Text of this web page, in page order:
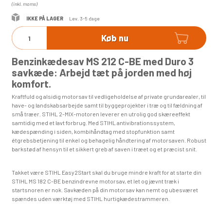
(inkl. moms)
IKKE PÅ LAGER Lev. 3-5 dage
Køb nu
Benzinkædesav MS 212 C-BE med Duro 3
savkæde: Arbejd tæt på jorden med høj
komfort.
Kraftfuld og alsidig motorsav til vedligeholdelse af private grundarealer, til
have- og landskabsarbejde samt til byggeprojekter i træ og til fældning af
små træer. STIHL 2-MIX-motoren leverer en utrolig god skæreeffekt
samtidig med et lavt forbrug. Med STIHL antivibrationssystem,
kædespænding i siden, kombihåndtag med stopfunktion samt
étgrebsbetjening til enkel og behagelig håndtering af motorsaven. Robust
barkstød af hensyn til et sikkert greb af saven i træet og et præcist snit.
Takket være STIHL Easy2Start skal du bruge mindre kraft for at starte din
STIHL MS 182 C-BE benzindrevne motorsav, et let og jævnt træk i
startsnoren er nok. Savkæden på din motorsav kan nemt og ubesværet
spændes uden værktøj med STIHL hurtigkædestrammeren.